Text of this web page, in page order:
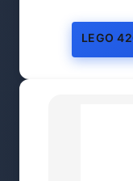
LEGO